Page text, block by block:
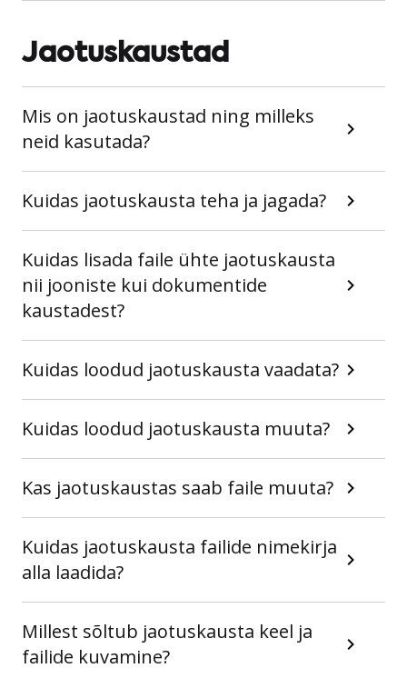
Jaotuskaustad
Mis on jaotuskaustad ning milleks
neid kasutada?
Kuidas jaotuskausta teha ja jagada?
Kuidas lisada faile ühte jaotuskausta
nii jooniste kui dokumentide
kaustadest?
Kuidas loodud jaotuskausta vaadata?
Kuidas loodud jaotuskausta muuta?
Kas jaotuskaustas saab faile muuta?
Kuidas jaotuskausta failide nimekirja
alla laadida?
Millest sõltub jaotuskausta keel ja
failide kuvamine?